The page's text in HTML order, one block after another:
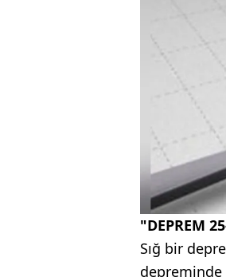
"DEPREM
Sığ bir
depreminde